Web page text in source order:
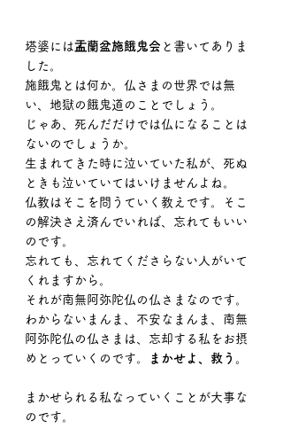
塔婆には盂蘭盆施餓鬼会 と書いてありま
した。
施餓鬼とは何か。仏さまの世界では無
い、地獄の餓鬼道のことでしょう。
じゃあ、死んだだけでは仏になることは
ないのでしょうか。
生まれてきた時に泣いていた私が、死ぬ
ときも泣いていてはいけませんよね。
仏教はそこを問うていく教えです。そこ
の解決さえ済んでいれば、忘れてもいい
のです。
忘れても、忘れてくださらない人がいて
くれますから。
それが南無阿弥陀仏の仏さまなのです。
わからないまんま、不安なまんま、南無
阿弥陀仏の仏さまは、忘却する私をお摂
めとっていくのです。
まかせよ、救う。
まかせられる私なっていくことが大事な
のです。